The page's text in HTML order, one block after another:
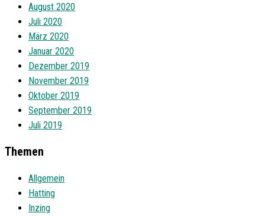
August 2020
Juli 2020
März 2020
Januar 2020
Dezember 2019
November 2019
Oktober 2019
September 2019
Juli 2019
Themen
Allgemein
Hatting
Inzing